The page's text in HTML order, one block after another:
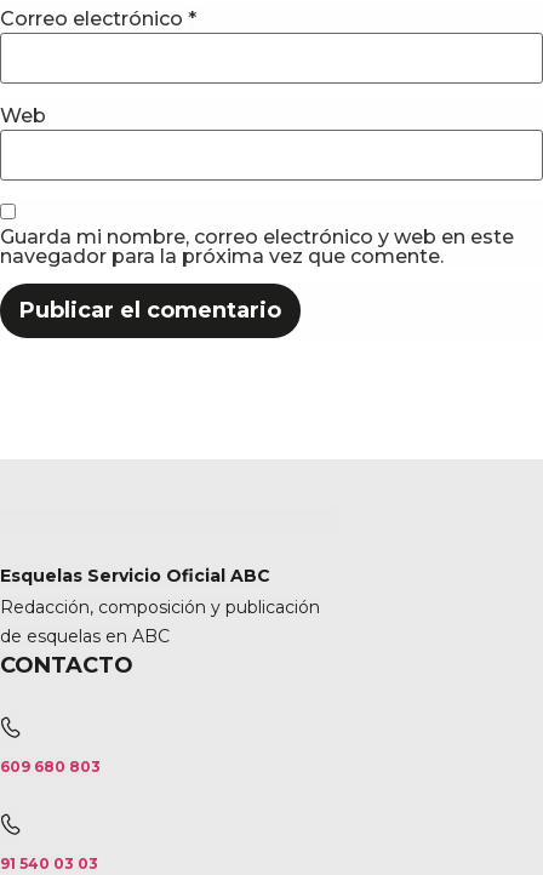
Correo electrónico *
Web
Guarda mi nombre, correo electrónico y web en este
navegador para la próxima vez que comente.
Esquelas Servicio Oficial ABC
Redacción, composición y publicación
de esquelas en ABC
CONTACTO
609 680 803
91 540 03 03